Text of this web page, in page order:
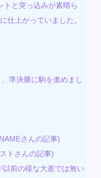
トと突っ込みが素晴ら
仕上がっていました。
準決勝に駒を進めまし
さんの記事)
トさんの記事)
前の様な大差では無い